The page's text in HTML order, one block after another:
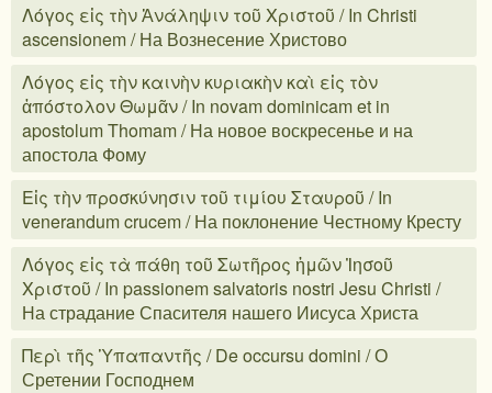
Λόγος εἰς τὴν Ἀνάληψιν τοῦ Χριστοῦ / In Christi
ascensionem / На Вознесение Христово
Λόγος εἰς τὴν καινὴν κυριακὴν καὶ εἰς τὸν
ἀπόστολον Θωμᾶν / In novam dominicam et in
apostolum Thomam / На новое воскресенье и на
апостола Фому
Εἰς τὴν προσκύνησιν τοῦ τιμίου Σταυροῦ / In
venerandum crucem / На поклонение Честному Кресту
Λόγος εἰς τὰ πάθη τοῦ Σωτῆρος ἡμῶν Ἰησοῦ
Χριστοῦ / In passionem salvatoris nostri Jesu Christi /
На страдание Спасителя нашего Иисуса Христа
Περὶ τῆς Ὑπαπαντῆς / De occursu domini / О
Сретении Господнем